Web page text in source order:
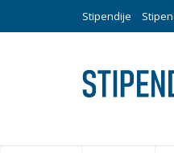
Stipendije